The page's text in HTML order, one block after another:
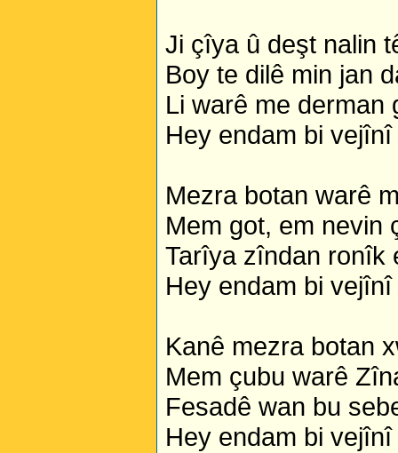
Ji çîya û deşt nalin
Boy te dilê min jan
Li warê me derman
Hey endam bi
Mezra botan warê
Mem got, em nevin
Tarîya zîndan ronîk
Hey endam bi
Kanê mezra botan
Mem çubu warê
Fesadê wan bu
Hey endam bi